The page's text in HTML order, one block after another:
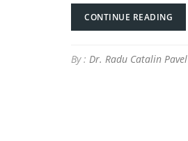
CONTINUE READING
By : Dr. Radu Catalin Pavel